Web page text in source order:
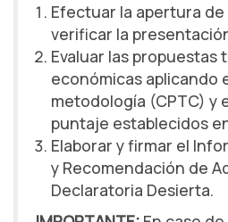
Efectuar la apertura
verificar la
Evaluar las propuestas
económicas aplicando
metodología (CPTC) y
puntaje establecidos
Elaborar y firmar el
y Recomendación de
Declaratoria Desierta.